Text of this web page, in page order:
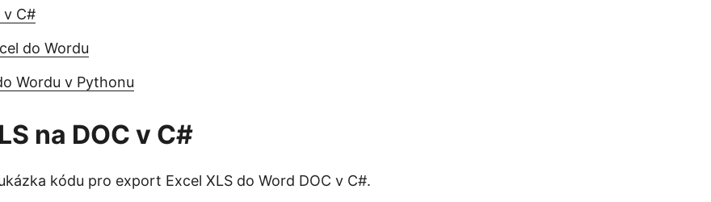
v C#
do Wordu
Wordu v Pythonu
na DOC v C#
kódu pro export Excel XLS do Word DOC v C#.